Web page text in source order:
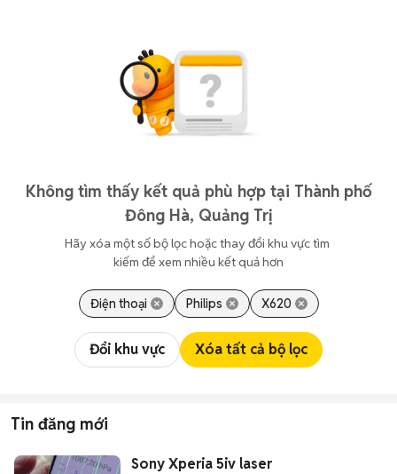
Không tìm thấy kết quả phù hợp tại Thành phố
Đông Hà, Quảng Trị
Hãy xóa một số bộ lọc hoặc thay đổi khu vực tìm
kiếm để xem nhiều kết quả hơn
Điện thoại Philips X620
Đổi khu vực Xóa tất cả bộ lọc
Tin đăng mới
Sony Xperia 5iv laser